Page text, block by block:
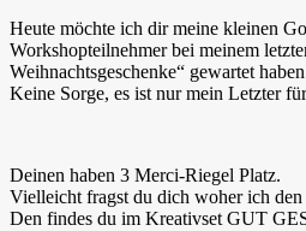
Heute möchte ich dir meine kleinen
Workshopteilnehmer bei meinem
Weihnachtsgeschenke“ gewartet
Keine Sorge, es ist nur mein Letzter
Deinen haben 3 Merci-Riegel Platz.
Vielleicht fragst du dich woher ich
Den findes du im Kreativset GUT